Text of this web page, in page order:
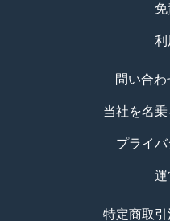
利
問い合
当社を名
プライ
運
特定商取